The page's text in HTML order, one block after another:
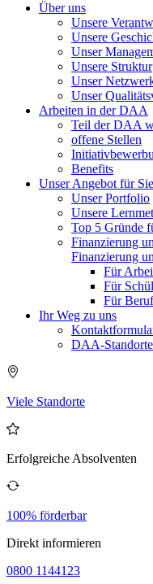
Über uns
Unsere
Unsere
Unser
Unsere Struktur
Unser
Unser
Arbeiten in der DAA
Teil der DAA
offene Stellen
Benefits
Unser Angebot für Sie
Unser Portfolio
Unsere
Top 5 Gründe
Finanzierung
Finanzierung
Für
Für
Für
Ihr Weg zu uns
DAA-Standorte
Viele Standorte
Erfolgreiche Absolventen
100% förderbar
Direkt informieren
0800 1144123